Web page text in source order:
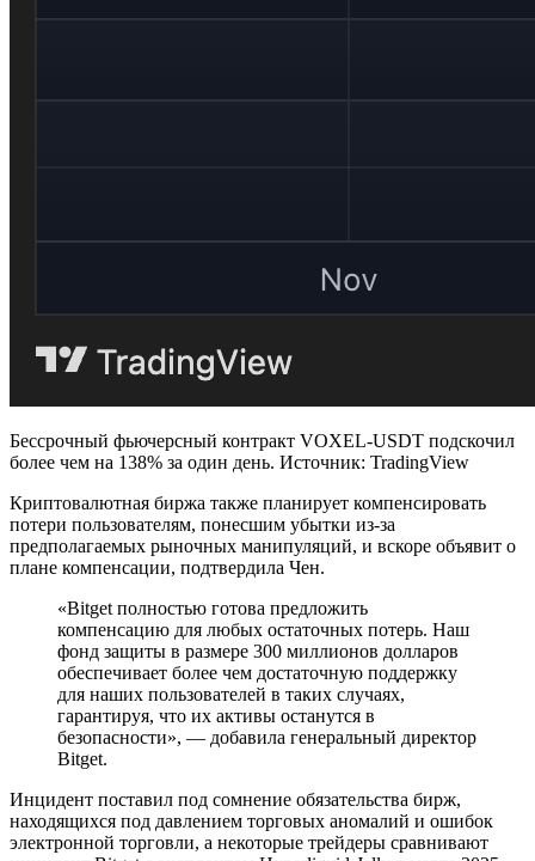
Бессрочный фьючерсный контракт VOXEL-USDT подскочил
более чем на 138% за один день. Источник: TradingView
Криптовалютная биржа также планирует компенсировать
потери пользователям, понесшим убытки из-за
предполагаемых рыночных манипуляций, и вскоре объявит о
плане компенсации, подтвердила Чен.
«Bitget полностью готова предложить
компенсацию для любых остаточных потерь. Наш
фонд защиты в размере 300 миллионов долларов
обеспечивает более чем достаточную поддержку
для наших пользователей в таких случаях,
гарантируя, что их активы останутся в
безопасности», — добавила генеральный директор
Bitget.
Инцидент поставил под сомнение обязательства бирж,
находящихся под давлением торговых аномалий и ошибок
электронной торговли, а некоторые трейдеры сравнивают